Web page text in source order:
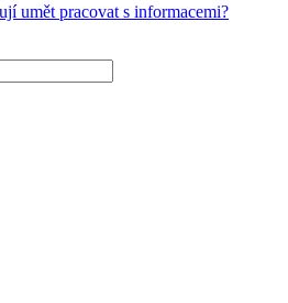
umět pracovat s informacemi?